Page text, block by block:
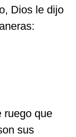
, Dios le dijo
:
ruego que
sus